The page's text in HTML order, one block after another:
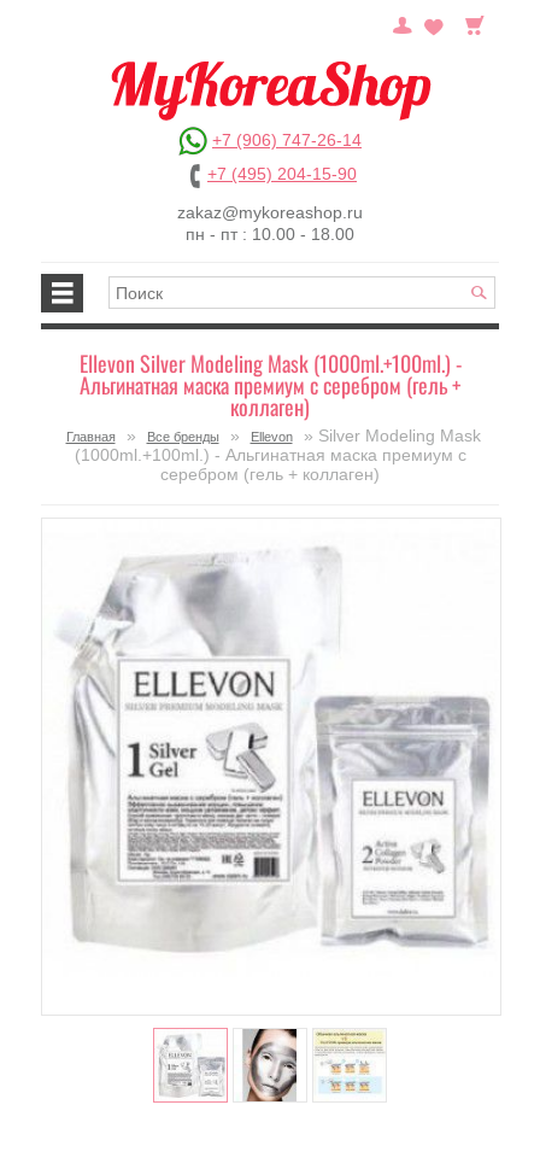
+7 (906) 747-26-14
+7 (495) 204-15-90
zakaz@mykoreashop.ru
пн - пт : 10.00 - 18.00
Ellevon Silver Modeling Mask (1000ml.+100ml.) -
Альгинатная маска премиум с серебром (гель +
коллаген)
Главная » Все бренды » Ellevon
» Silver Modeling Mask
(1000ml.+100ml.) - Альгинатная маска премиум с
серебром (гель + коллаген)